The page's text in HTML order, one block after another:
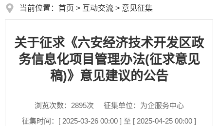
当前位置： 首页 > 互动交流 > 意见征集
关于征求《六安经济技术开发区政
务信息化项目管理办法(征求意见
稿)》意见建议的公告
浏览次数： 2895次
征集单位：为企服务中心
征集时间：[ 2025-03-26 00:00 ] 至 [ 2025-04-25 00:00 ]